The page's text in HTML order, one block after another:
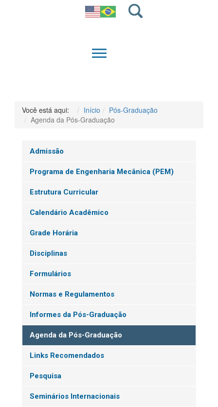
QUEM SOMOS
Você está aqui: Início
Pós-Graduação
Agenda da Pós-Graduação
Admissão
Programa de Engenharia Mecânica (PEM)
Estrutura Curricular
Calendário Acadêmico
Grade Horária
Disciplinas
Formulários
Normas e Regulamentos
Informes da Pós-Graduação
Agenda da Pós-Graduação
Links Recomendados
Pesquisa
Seminários Internacionais